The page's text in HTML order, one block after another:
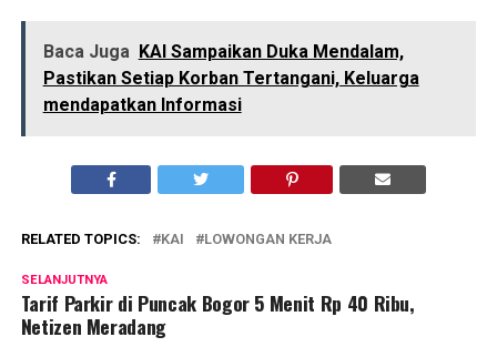
Baca Juga KAI Sampaikan Duka Mendalam,
Pastikan Setiap Korban Tertangani, Keluarga
mendapatkan Informasi
RELATED TOPICS: KAI LOWONGAN KERJA
SELANJUTNYA
Tarif Parkir di Puncak Bogor 5 Menit Rp 40 Ribu,
Netizen Meradang